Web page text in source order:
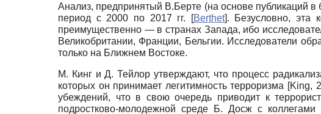
Анализ, предпринятый В.Берте (на основе публикаций в
период с 2000 по 2017 гг.
[Berthet]. Безусловно, эта
преимущественно — в странах Запада, ибо
Великобритании, Франции, Бельгии. Исследователи
только на Ближнем Востоке.
М. Кинг и Д. Тейлор утверждают, что процесс
которых он принимает легитимность терроризма [King,
убеждений, что в свою очередь приводит к
подростково-молодежной среде Б. Досж с